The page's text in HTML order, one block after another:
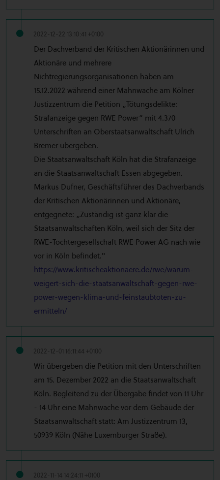
2022-12-22 13:10:41 +0100
Der Dachverband der Kritischen Aktionärinnen und
Aktionäre und mehrere
Nichtregierungsorganisationen haben am
15.12.2022 während einer Mahnwache am Kölner
Justizzentrum die Petition „Tötungsdelikte:
Strafanzeige gegen RWE Power“ mit 4.370
Unterschriften an Oberstaatsanwaltschaft Ulrich
Bremer übergeben.
Die Staatsanwaltschaft Köln hat die Strafanzeige
an die Staatsanwaltschaft Essen abgegeben.
Markus Dufner, Geschäftsführer des Dachverbands
der Kritischen Aktionärinnen und Aktionäre,
entgegnete: „Zuständig ist ganz klar die
Staatsanwaltschaften Köln, weil sich der Sitz der
RWE-Tochtergesellschaft RWE Power AG nach wie
vor in Köln befindet."
https://www.kritischeaktionaere.de/rwe/warum-
weigert-sich-die-staatsanwaltschaft-gegen-rwe-
power-wegen-klima-und-feinstaubtoten-zu-
ermitteln/
2022-12-01 16:11:44 +0100
Wir übergeben die Petition mit den Unterschriften
am 15. Dezember 2022 an die Staatsanwaltschaft
Köln. Begleitend zu der Übergabe findet von 11 Uhr
- 14 Uhr eine Mahnwache vor dem Gebäude der
Staatsanwaltschaft statt: Am Justizzentrum 13,
50939 Köln (Nähe Luxemburger Straße).
2022-11-14 14:24:11 +0100